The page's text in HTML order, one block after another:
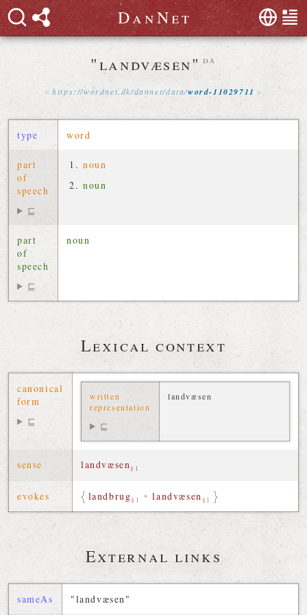
DanNet
"landvæsen" da
https://wordnet dk/dannet/data/word-11029711
type word
part
of
speech
⊑
noun
noun
part
of
speech
⊑
noun
Lexical context
canonical
form
⊑
written
representation
⊑
landvæsen
sense landvæsen§1
evokes landbrug§1 •landvæsen§1
External links
sameAs "landvæsen"